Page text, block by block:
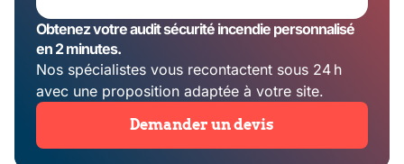
Obtenez votre audit sécurité incendie personnalisé
en 2 minutes.
Nos spécialistes vous recontactent sous 24 h
avec une proposition adaptée à votre site.
Demander un devis